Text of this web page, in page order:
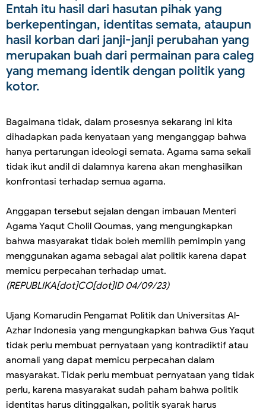
Entah itu hasil dari hasutan pihak yang
berkepentingan, identitas semata, ataupun
hasil korban dari janji-janji perubahan yang
merupakan buah dari permainan para caleg
yang memang identik dengan politik yang
kotor.
Bagaimana tidak, dalam prosesnya sekarang ini kita
dihadapkan pada kenyataan yang menganggap bahwa
hanya pertarungan ideologi semata. Agama sama sekali
tidak ikut andil di dalamnya karena akan menghasilkan
konfrontasi terhadap semua agama.
Anggapan tersebut sejalan dengan imbauan Menteri
Agama Yaqut Cholil Qoumas, yang mengungkapkan
bahwa masyarakat tidak boleh memilih pemimpin yang
menggunakan agama sebagai alat politik karena dapat
memicu perpecahan terhadap umat.
(REPUBLIKA[dot]CO[dot]ID 04/09/23)
Ujang Komarudin Pengamat Politik dan Universitas Al-
Azhar Indonesia yang mengungkapkan bahwa Gus Yaqut
tidak perlu membuat pernyataan yang kontradiktif atau
anomali yang dapat memicu perpecahan dalam
masyarakat. Tidak perlu membuat pernyataan yang tidak
perlu, karena masyarakat sudah paham bahwa politik
identitas harus ditinggalkan, politik syarak harus